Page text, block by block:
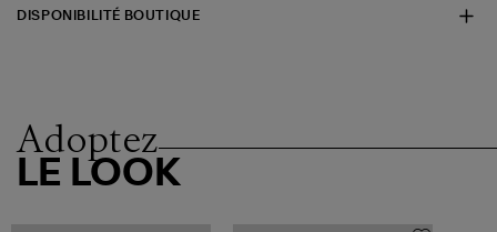
DISPONIBILITÉ BOUTIQUE
Adoptez
LE LOOK